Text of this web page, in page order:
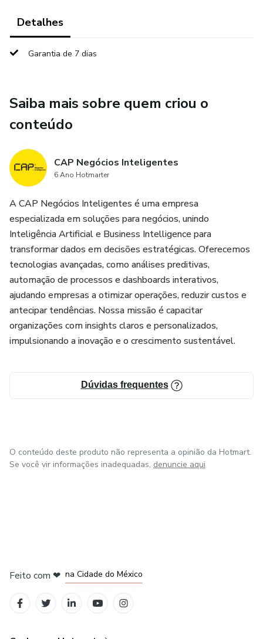
Detalhes
Garantia de 7 dias
Saiba mais sobre quem criou o
conteúdo
CAP Negócios Inteligentes
6 Ano Hotmarter
A CAP Negócios Inteligentes é uma empresa
especializada em soluções para negócios, unindo
Inteligência Artificial e Business Intelligence para
transformar dados em decisões estratégicas. Oferecemos
tecnologias avançadas, como análises preditivas,
automação de processos e dashboards interativos,
ajudando empresas a otimizar operações, reduzir custos e
antecipar tendências. Nossa missão é capacitar
organizações com insights claros e personalizados,
impulsionando a inovação e o crescimento sustentável.
Dúvidas frequentes
O conteúdo deste produto não representa a opinião da Hotmart.
Se você vir informações inadequadas, denuncie aqui
Feito com ❤ na Cidade do México